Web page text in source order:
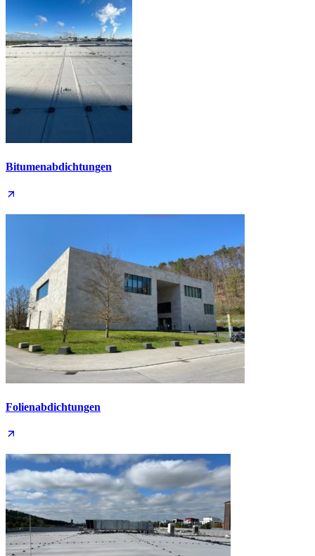
Bitumen­abdichtungen
Folien­abdichtungen